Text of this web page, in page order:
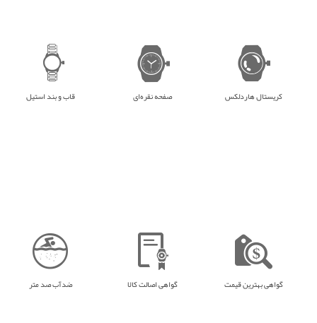
قاب و بند استیل صفحه نقره‌ای کریستال هاردلکس
ضدآب صد متر گواهی اصالت کالا گواهی بهترین قیمت